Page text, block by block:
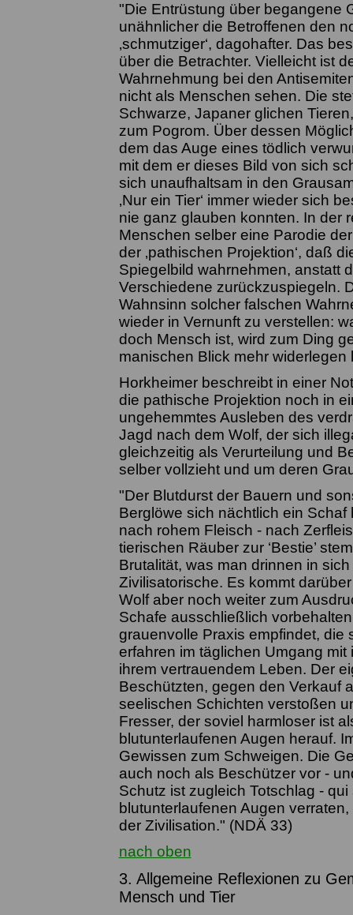
"Die Entrüstung über begangene
unähnlicher die Betroffenen den
‚schmutziger‘, dagohafter. Das
über die Betrachter. Vielleicht ist
Wahrnehmung bei den
nicht als Menschen sehen. Die
Schwarze, Japaner glichen
zum Pogrom. Über dessen
dem das Auge eines tödlich
mit dem er dieses Bild von sich
sich unaufhaltsam in den
‚Nur ein Tier‘ immer wieder sich
nie ganz glauben konnten. In der
Menschen selber eine Parodie
der ‚pathischen Projektion‘, daß
Spiegelbild wahrnehmen, anstatt
Verschiedene zurückzuspiegeln.
Wahnsinn solcher falschen
wieder in Vernunft zu verstellen:
doch Mensch ist, wird zum Ding
manischen Blick mehr widerlegen
Horkheimer beschreibt in einer
die pathische Projektion noch in
ungehemmtes Ausleben des
Jagd nach dem Wolf, der sich
gleichzeitig als Verurteilung und
selber vollzieht und um deren
"Der Blutdurst der Bauern und
Berglöwe sich nächtlich ein
nach rohem Fleisch - nach
tierischen Räuber zur ‘Bestie’
Brutalität, was man drinnen in
Zivilisatorische. Es kommt
Wolf aber noch weiter zum
Schafe ausschließlich
grauenvolle Praxis empfindet, die
erfahren im täglichen Umgang
ihrem vertrauendem Leben. Der
Beschützten, gegen den Verkauf
seelischen Schichten verstoßen
Fresser, der soviel harmloser ist
blutunterlaufenen Augen herauf.
Gewissen zum Schweigen. Die
auch noch als Beschützer vor -
Schutz ist zugleich Totschlag -
blutunterlaufenen Augen
der Zivilisation." (NDÄ 33)
nach oben
3. Allgemeine Reflexionen zu
Mensch und Tier